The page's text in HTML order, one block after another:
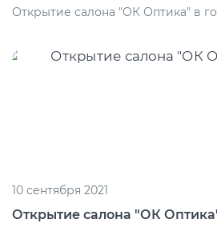
Открытие салона "ОК Оптика" в
10 сентября 2021
Открытие салона "ОК